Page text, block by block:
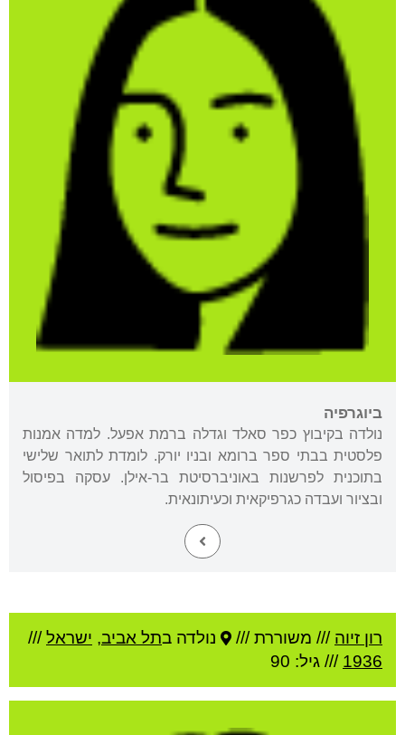
ביוגרפיה
נולדה בקיבוץ כפר סאלד וגדלה ברמת אפעל. למדה אמנות
פלסטית בבתי ספר ברומא ובניו יורק. לומדת לתואר שלישי
בתוכנית לפרשנות באוניברסיטת בר-אילן. עסקה בפיסול
ובציור ועבדה כגרפיקאית וכעיתונאית.
רון זיוה /// משוררת /// נולדה בתל אביב, ישראל///
1936 /// גיל: 90